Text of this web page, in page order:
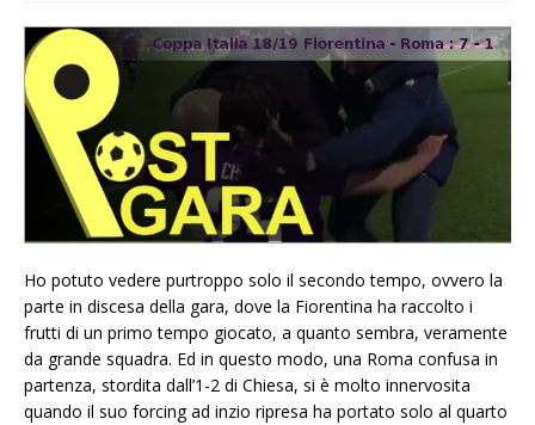
Ho potuto vedere purtroppo solo il secondo tempo, ovvero la
parte in discesa della gara, dove la Fiorentina ha raccolto i
frutti di un primo tempo giocato, a quanto sembra, veramente
da grande squadra. Ed in questo modo, una Roma confusa in
partenza, stordita dall’1-2 di Chiesa, si è molto innervosita
quando il suo forcing ad inzio ripresa ha portato solo al quarto